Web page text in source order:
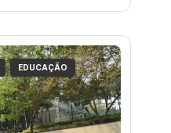
EDUCAÇÃO